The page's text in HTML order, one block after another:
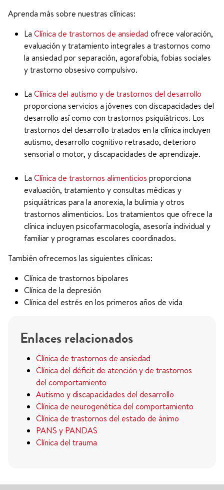
Aprenda más sobre nuestras clínicas:
La Clínica de trastornos de ansiedad ofrece valoración,
evaluación y tratamiento integrales a trastornos como
la ansiedad por separación, agorafobia, fobias sociales
y trastorno obsesivo compulsivo.
La Clínica del autismo y de trastornos del desarrollo
proporciona servicios a jóvenes con discapacidades del
desarrollo así como con trastornos psiquiátricos. Los
trastornos del desarrollo tratados en la clínica incluyen
autismo, desarrollo cognitivo retrasado, deterioro
sensorial o motor, y discapacidades de aprendizaje.
La Clínica de trastornos alimenticios proporciona
evaluación, tratamiento y consultas médicas y
psiquiátricas para la anorexia, la bulimia y otros
trastornos alimenticios. Los tratamientos que ofrece la
clínica incluyen psicofarmacología, asesoría individual y
familiar y programas escolares coordinados.
También ofrecemos las siguientes clínicas:
Clínica de trastornos bipolares
Clínica de la depresión
Clínica del estrés en los primeros años de vida
Enlaces relacionados
Clínica de trastornos de ansiedad
Clínica del déficit de atención y de trastornos
del comportamiento
Autismo y discapacidades del desarrollo
Clínica de neurogenética del comportamiento
Clínica de trastornos del estado de ánimo
PANS y PANDAS
Clínica del trauma